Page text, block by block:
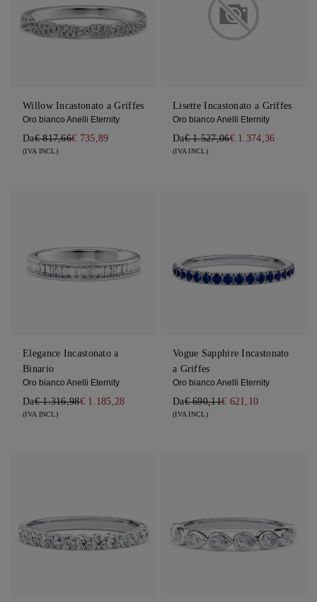
Willow Incastonato a Griffes
Oro bianco Anelli Eternity
Da€ 817,66€ 735,89
(IVA INCL)
Lisette Incastonato a Griffes
Oro bianco Anelli Eternity
Da€ 1.527,06€ 1.374,36
(IVA INCL)
Elegance Incastonato a
Binario
Oro bianco Anelli Eternity
Da€ 1.316,98€ 1.185,28
(IVA INCL)
Vogue Sapphire Incastonato
a Griffes
Oro bianco Anelli Eternity
Da€ 690,11€ 621,10
(IVA INCL)